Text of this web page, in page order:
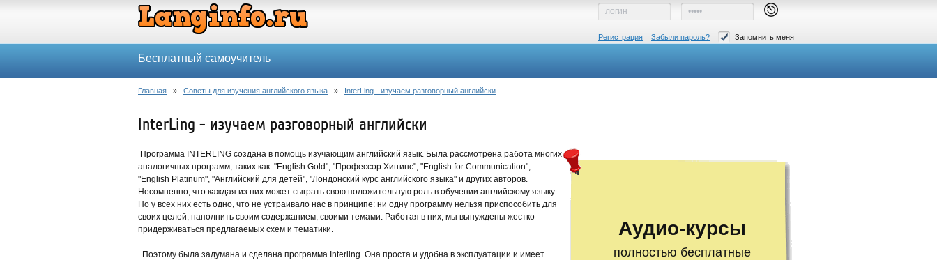
Регистрация Забыли пароль? Запомнить меня
Бесплатный самоучитель
Главная » Советы для изучения английского языка » InterLing - изучаем разговорный английски
InterLing - изучаем разговорный английски
Аудио-курсы
полностью бесплатные
Программа INTERLING создана в помощь изучающим английский язык. Была рассмотрена работа многих
аналогичных программ, таких как: "English Gold", "Профессор Хиггинс", "English for Communication",
"English Platinum", "Английский для детей", "Лондонский курс английского языка" и других авторов.
Несомненно, что каждая из них может сыграть свою положительную роль в обучении английскому языку.
Но у всех них есть одно, что не устраивало нас в принципе: ни одну программу нельзя приспособить для
своих целей, наполнить своим содержанием, своими темами. Работая в них, мы вынуждены жестко
придерживаться предлагаемых схем и тематики.
Поэтому была задумана и сделана программа Interling. Она проста и удобна в эксплуатации и имеет